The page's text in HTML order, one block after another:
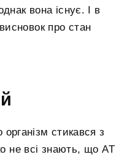
вона існує. І в
про стан
стикався з
не всі знають, що АТ